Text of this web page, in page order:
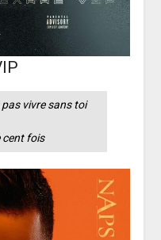
pas vivre sans toi
cent fois